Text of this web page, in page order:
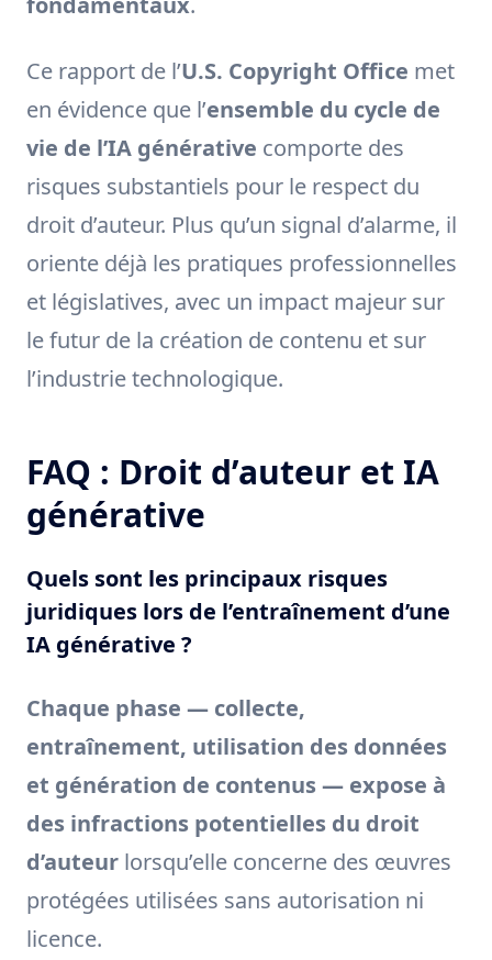
Ce rapport de l’U.S. Copyright Office met
en évidence que l’ensemble du cycle de
vie de l’IA générative comporte des
risques substantiels pour le respect du
droit d’auteur. Plus qu’un signal d’alarme, il
oriente déjà les pratiques professionnelles
et législatives, avec un impact majeur sur
le futur de la création de contenu et sur
l’industrie technologique.
FAQ : Droit d’auteur et IA
générative
Quels sont les principaux risques
juridiques lors de l’entraînement d’une
IA générative ?
Chaque phase — collecte,
entraînement, utilisation des données
et génération de contenus — expose à
des infractions potentielles du droit
d’auteur lorsqu’elle concerne des œuvres
protégées utilisées sans autorisation ni
licence.